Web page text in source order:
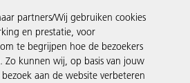
partners/Wij gebruiken cookies
en prestatie, voor
te begrijpen hoe de bezoekers
Zo kunnen wij, op basis van jouw
aan de website verbeteren